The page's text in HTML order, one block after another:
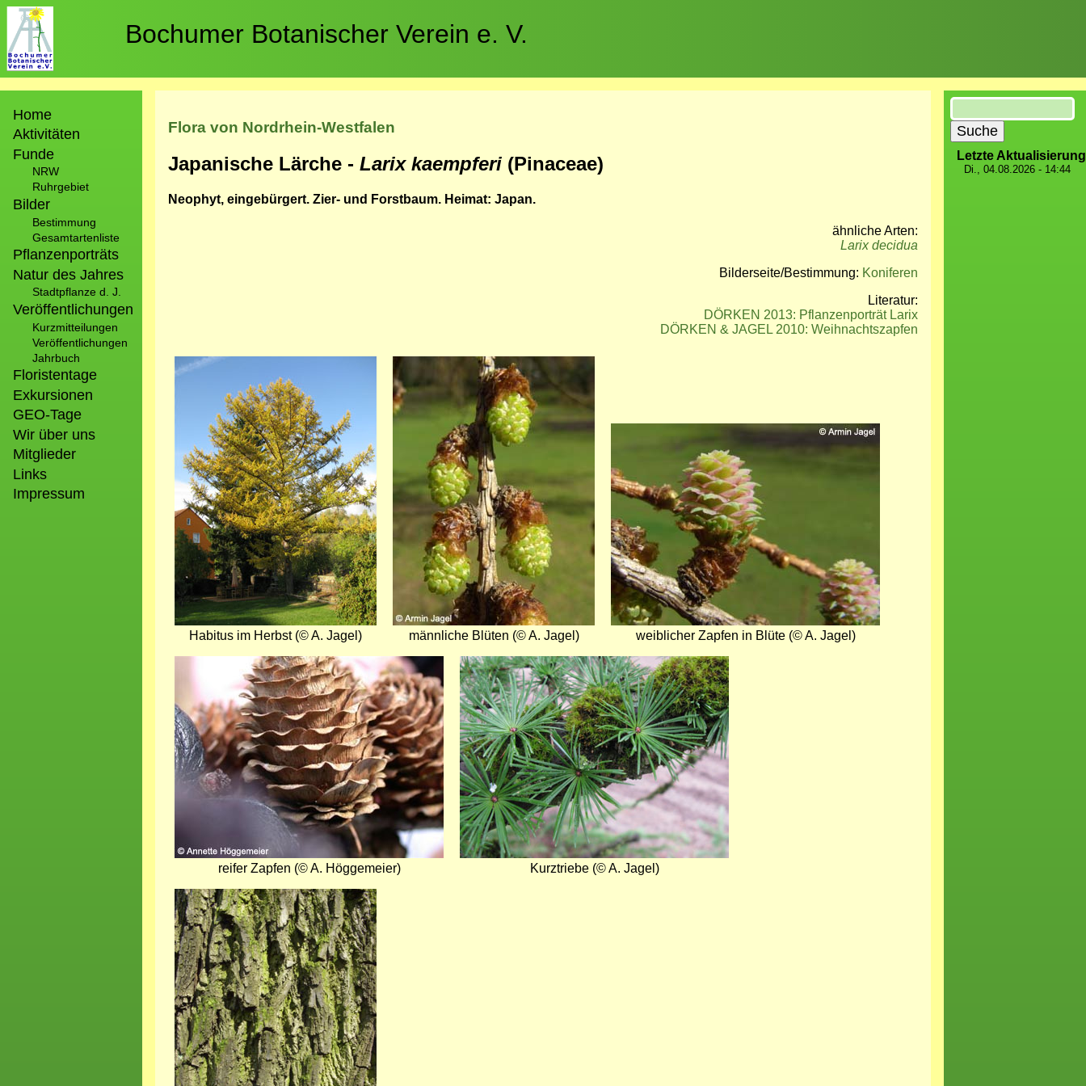
Direkt
zum
Inhalt
Bochumer Botanischer Verein e. V.
Home
Aktivitäten
Funde
NRW
Ruhrgebiet
Bilder
Bestimmung
Gesamtartenliste
Pflanzenporträts
Natur des Jahres
Stadtpflanze d. J.
Veröffentlichungen
Kurzmitteilungen
Veröffentlichungen
Jahrbuch
Floristentage
Exkursionen
GEO-Tage
Wir über uns
Mitglieder
Links
Impressum
Flora von Nordrhein-Westfalen
Japanische Lärche - Larix kaempferi (Pinaceae)
Neophyt, eingebürgert. Zier- und Forstbaum. Heimat: Japan.
ähnliche Arten:
Larix decidua
Bilderseite/Bestimmung: Koniferen
Literatur:
DÖRKEN 2013: Pflanzenporträt Larix
DÖRKEN & JAGEL 2010: Weihnachtszapfen
Bild
Habitus im Herbst (© A. Jagel)
Bild
männliche Blüten (© A. Jagel)
weiblicher Zapfen in Blüte (© A. Jagel)
reifer Zapfen (© A. Höggemeier)
Bild
Kurztriebe (© A. Jagel)
Bild
Suche
Letzte Aktualisierung
Di., 04.08.2026 - 14:44